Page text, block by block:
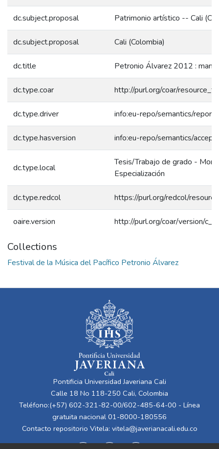
dc.subject.proposal Patrimonio artístico -- Cali
dc.subject.proposal Cali (Colombia)
dc.title Petronio Álvarez 2012 :
dc.type.coar http://purl.org/coar/
dc.type.driver info:eu-repo/semantics/report
dc.type.hasversion info:eu-repo/semantics/
dc.type.local
Tesis/Trabajo de grado -
Especialización
dc.type.redcol https://purl.org/redcol/
oaire.version http://purl.org/coar/version/
Collections
Festival de la Música del Pacífico Petronio Álvarez
Pontificia Universidad Javeriana Cali
Calle 18 No 118-250 Cali, Colombia
Teléfono:(+57) 602-321-82-00/602-485-64-00 - Línea
gratuita nacional 01-8000-180556
Contacto repositorio Vitela: vitela@javerianacali.edu.co